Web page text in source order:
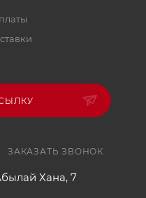
ЗАКАЗАТЬ ЗВОНОК
Хана, 7